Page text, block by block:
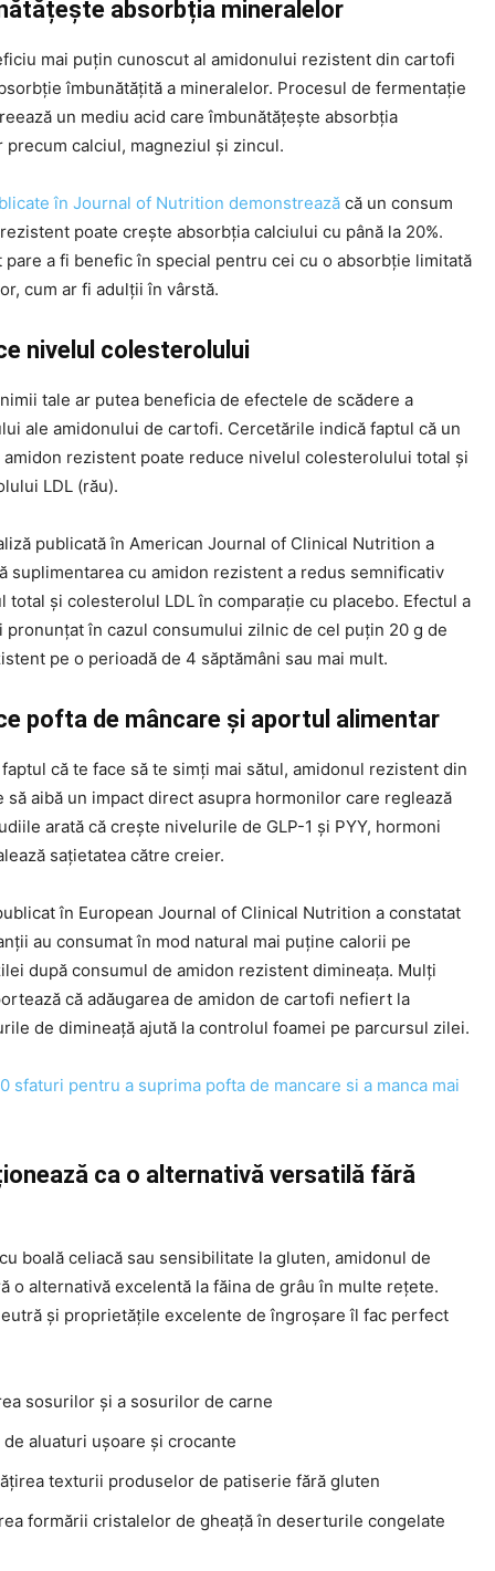
absorbția mineralelor
mai puțin cunoscut al amidonului rezistent din cartofi
îmbunătățită a mineralelor. Procesul de fermentație
un mediu acid care îmbunătățește absorbția
precum calciul, magneziul și zincul.
în Journal of Nutrition demonstrează că un consum
poate crește absorbția calciului cu până la 20%.
pare a fi benefic în special pentru cei cu o absorbție limitată
cum ar fi adulții în vârstă.
nivelul colesterolului
tale ar putea beneficia de efectele de scădere a
ale amidonului de cartofi. Cercetările indică faptul că un
amidon rezistent poate reduce nivelul colesterolului total și
LDL (rău).
publicată în American Journal of Clinical Nutrition a
suplimentarea cu amidon rezistent a redus semnificativ
total și colesterolul LDL în comparație cu placebo. Efectul a
pronunțat în cazul consumului zilnic de cel puțin 20 g de
pe o perioadă de 4 săptămâni sau mai mult.
pofta de mâncare și aportul alimentar
că te face să te simți mai sătul, amidonul rezistent din
să aibă un impact direct asupra hormonilor care reglează
arată că crește nivelurile de GLP-1 și PYY, hormoni
sațietatea către creier.
în European Journal of Clinical Nutrition a constatat
au consumat în mod natural mai puține calorii pe
după consumul de amidon rezistent dimineața. Mulți
că adăugarea de amidon de cartofi nefiert la
de dimineață ajută la controlul foamei pe parcursul zilei.
sfaturi pentru a suprima pofta de mancare si a manca mai
ca o alternativă versatilă fără
boală celiacă sau sensibilitate la gluten, amidonul de
o alternativă excelentă la făina de grâu în multe rețete.
și proprietățile excelente de îngroșare îl fac perfect
sosurilor și a sosurilor de carne
de aluaturi ușoare și crocante
texturii produselor de patiserie fără gluten
formării cristalelor de gheață în deserturile congelate